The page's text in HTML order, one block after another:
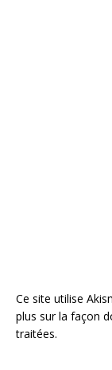
Ce site utilise
plus sur la façon
traitées.